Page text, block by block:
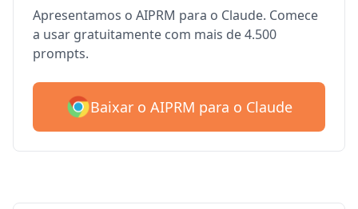
Apresentamos o AIPRM para o Claude. Comece
a usar gratuitamente com mais de 4.500
prompts.
Baixar o AIPRM para o Claude